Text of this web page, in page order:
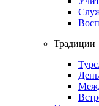
Традиции